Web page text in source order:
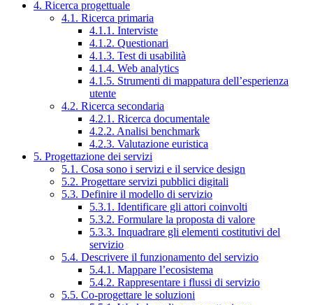
4. Ricerca progettuale
4.1. Ricerca primaria
4.1.1. Interviste
4.1.2. Questionari
4.1.3. Test di usabilità
4.1.4. Web analytics
4.1.5. Strumenti di mappatura dell’esperienza
utente
4.2. Ricerca secondaria
4.2.1. Ricerca documentale
4.2.2. Analisi benchmark
4.2.3. Valutazione euristica
5. Progettazione dei servizi
5.1. Cosa sono i servizi e il service design
5.2. Progettare servizi pubblici digitali
5.3. Definire il modello di servizio
5.3.1. Identificare gli attori coinvolti
5.3.2. Formulare la proposta di valore
5.3.3. Inquadrare gli elementi costitutivi del
servizio
5.4. Descrivere il funzionamento del servizio
5.4.1. Mappare l’ecosistema
5.4.2. Rappresentare i flussi di servizio
5.5. Co-progettare le soluzioni